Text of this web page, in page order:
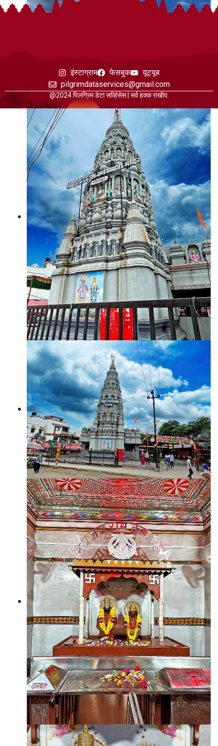
इंस्टाग्राम फेसबुक
यूट्यूब
pilgrimdataservices@gmail.com
@2024 पिलग्रिम डेटा सर्व्हिसेस | सर्व हक्क राखीव.